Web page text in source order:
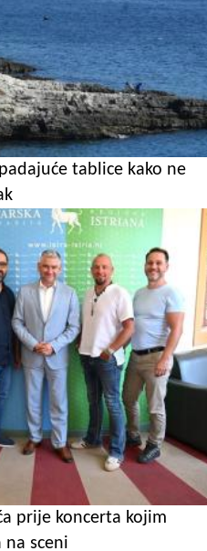
tablice kako ne
prije koncerta kojim
na sceni